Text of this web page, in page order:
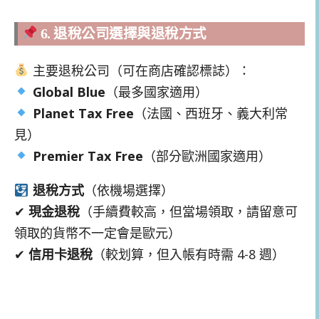
6. 退稅公司選擇與退稅方式
主要退稅公司（可在商店確認標誌）：
Global Blue （最多國家適用）
Planet Tax Free （法國、西班牙、義大利常
見）
Premier Tax Free （部分歐洲國家適用）
退稅方式（依機場選擇）
✔ 現金退稅 （手續費較高，但當場領取，請留意可
領取的貨幣不一定會是歐元）
✔ 信用卡退稅 （較划算，但入帳有時需 4-8 週）